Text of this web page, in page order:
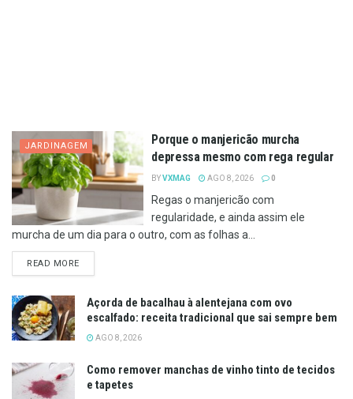
JARDINAGEM
Porque o manjericão murcha
depressa mesmo com rega regular
BYVXMAG AGO 8, 2026 0
Regas o manjericão com
regularidade, e ainda assim ele
murcha de um dia para o outro, com as folhas a...
READ MOREDETAILS
Açorda de bacalhau à alentejana com ovo
escalfado: receita tradicional que sai sempre bem
AGO 8, 2026
Como remover manchas de vinho tinto de tecidos
e tapetes